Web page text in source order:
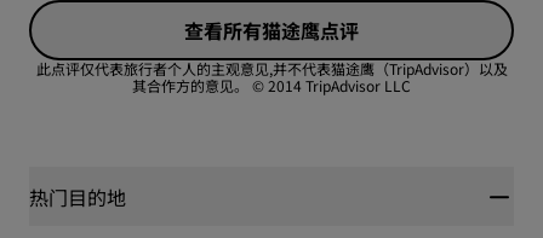
查看所有猫途鹰点评
此点评仅代表旅行者个人的主观意见,并不代表猫途鹰（TripAdvisor）以及
其合作方的意见。
© 2014 TripAdvisor LLC
热门目的地